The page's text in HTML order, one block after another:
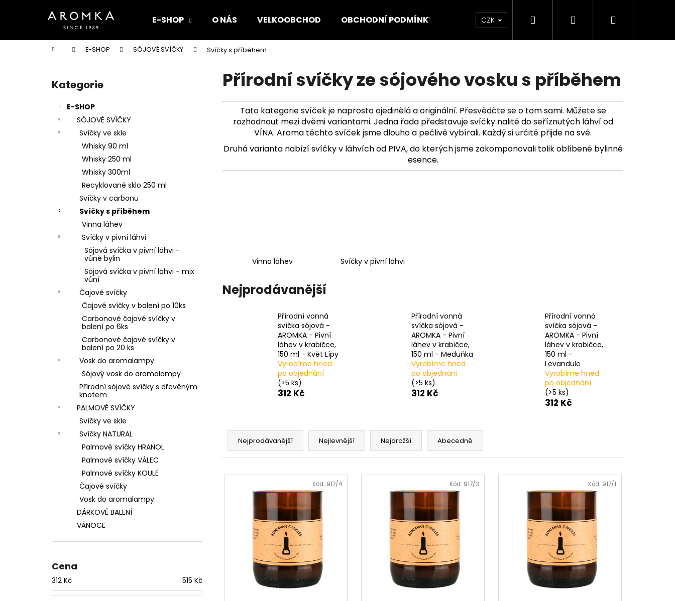
E-SHOP O NÁS VELKOOBCHOD OBCHODNÍ PODMÍNKY KONTAKTY
CZK Hledat PřihlášeníNákupní
Domů E-SHOP SÓJOVÉ SVÍČKY Svíčky s příběhem
Přeskočit
kategorie
Kategorie
E-SHOP
SÓJOVÉ SVÍČKY
Svíčky ve skle
Whisky 90 ml
Whisky 250 ml
Whisky 300ml
Recyklované sklo 250 ml
Svíčky v carbonu
Svíčky s příběhem
Vinna láhev
Svíčky v pivní láhvi
Sójová svíčka v pivní láhvi -
vůně bylin
Sójová svíčka v pivní láhvi - mix
vůní
Čajové svíčky
Čajové svíčky v balení po 10ks
Carbonové čajové svíčky v
balení po 6ks
Carbonové čajové svíčky v
balení po 20 ks
Vosk do aromalampy
Sójový vosk do aromalampy
Přírodní sójové svíčky s dřevěným
knotem
PALMOVÉ SVÍČKY
Svíčky ve skle
Svíčky NATURAL
Palmové svíčky HRANOL
Palmové svíčky VÁLEC
Palmové svíčky KOULE
Čajové svíčky
Vosk do aromalampy
DÁRKOVÉ BALENÍ
VÁNOCE
Cena
312 Kč 515 Kč
Přírodní svíčky ze sójového vosku s příběhem
Tato kategorie svíček je naprosto ojedinělá a originální. Přesvědčte se o tom sami. Můžete se
rozhodnout mezi dvěmi variantami. Jedna řada představuje svíčky nalité do seříznutých láhví od
VÍNA. Aroma těchto svíček jsme dlouho a pečlivě vybírali. Každý si určitě přijde na své.
Druhá varianta nabízí svíčky v láhvích od PIVA, do kterých jsme zakomponovali tolik oblíbené bylinné
esence.
Vinna láhev Svíčky v pivní láhvi
Nejprodávanější
Přírodní vonná
svíčka sójová -
AROMKA - Pivní
láhev v krabičce,
150 ml - Květ Lípy
Vyrobíme hned
po objednání
(>5 ks)
312 Kč
Přírodní vonná
svíčka sójová -
AROMKA - Pivní
láhev v krabičce,
150 ml - Meduňka
Vyrobíme hned
po objednání
(>5 ks)
312 Kč
Přírodní vonná
svíčka sójová -
AROMKA - Pivní
láhev v krabičce,
150 ml -
Levandule
Vyrobíme hned
po objednání
(>5 ks)
312 Kč
Ř
z
Nejprodávanější Nejlevnější Nejdražší Abecedně
V
Kód: 917/4 Kód: 917/3 Kód: 917/1
í
do
do
Co potřebujete najít?
Doporučujeme
PŘÍRODNÍ VONNÁ SVÍČKA SÓJOVÁ -
AROMKA - SET 10 KS ČAJOVÝCH
SVÍČEK V PLECHU - BEZ VŮNĚ
99 Kč